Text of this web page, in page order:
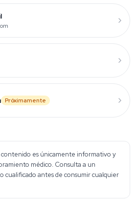
Próximamente
contenido es únicamente informativo y
médico. Consulta a un
cualificado antes de consumir cualquier